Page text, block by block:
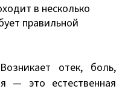
в несколько
правильной
отек, боль,
— это естественная